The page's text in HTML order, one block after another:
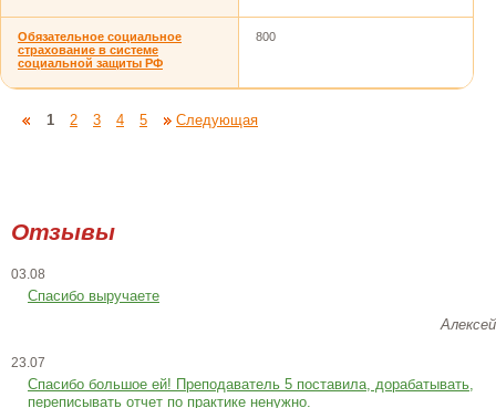
Обязательное социальное
страхование в системе
социальной защиты РФ
800
1 2 3 4 5 Следующая
Отзывы
03.08
Спасибо выручаете
Алексей
23.07
Cпасибо большое ей! Преподаватель 5 поставила, дорабатывать,
переписывать отчет по практике ненужно.